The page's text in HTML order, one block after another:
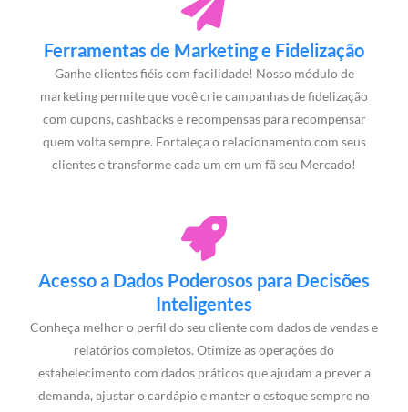
Ferramentas de Marketing e Fidelização
Ganhe clientes fiéis com facilidade! Nosso módulo de
marketing permite que você crie campanhas de fidelização
com cupons, cashbacks e recompensas para recompensar
quem volta sempre. Fortaleça o relacionamento com seus
clientes e transforme cada um em um fã seu Mercado!
Acesso a Dados Poderosos para Decisões
Inteligentes
Conheça melhor o perfil do seu cliente com dados de vendas e
relatórios completos. Otimize as operações do
estabelecimento com dados práticos que ajudam a prever a
demanda, ajustar o cardápio e manter o estoque sempre no